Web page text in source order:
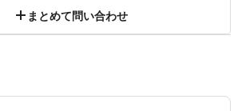
まとめて問い合わせ